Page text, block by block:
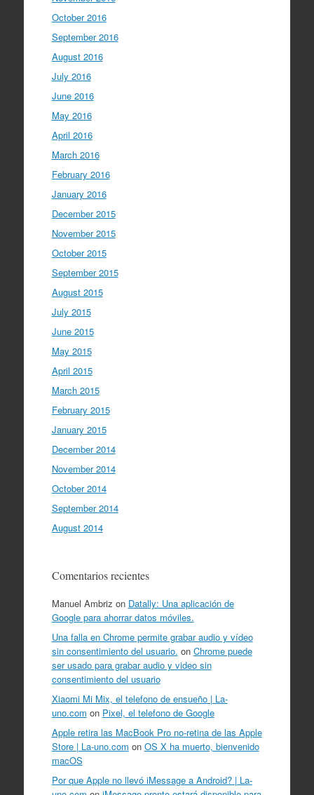
October 2016
September 2016
August 2016
July 2016
June 2016
May 2016
April 2016
March 2016
February 2016
January 2016
December 2015
November 2015
October 2015
September 2015
August 2015
July 2015
June 2015
May 2015
April 2015
March 2015
February 2015
January 2015
December 2014
November 2014
October 2014
September 2014
August 2014
Comentarios recientes
Manuel Ambriz on Datally: Una aplicación de
Google para ahorrar datos móviles.
Una falla en Chrome permite grabar audio y vídeo
sin consentimiento del usuario. on Chrome puede
ser usado para grabar audio y video sin
consentimiento del usuario
Xiaomi Mi Mix, el telefono de ensueño | La-
uno.com on Pixel, el telefono de Google
Apple retira las MacBook Pro no-retina de las Apple
Store | La-uno.com on OS X ha muerto, bienvenido
macOS
Por que Apple no llevó iMessage a Android? | La-